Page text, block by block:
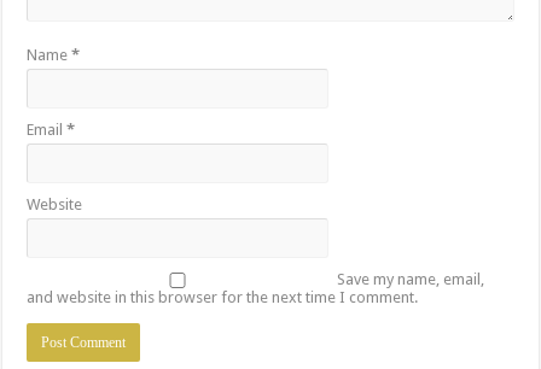
Name*
Email*
Website
Save my name, email,
and website in this browser for the next time I comment.